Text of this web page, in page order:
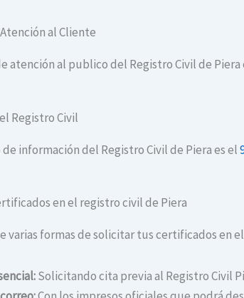
al Cliente
atención al publico del Registro Civil de Piera
Registro Civil
información del Registro Civil de Piera es el
en el registro civil de Piera
varias formas de solicitar tus certificados en
Solicitando cita previa al Registro Civil